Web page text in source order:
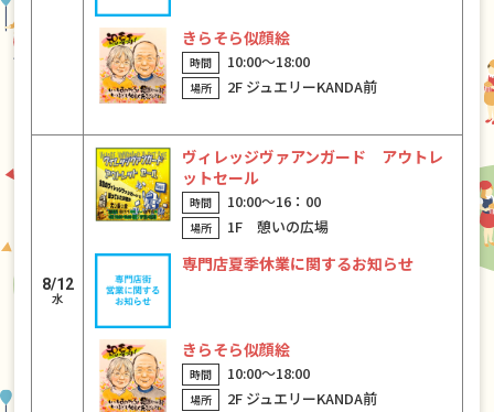
きらそら似顔絵
10:00〜18:00
2F ジュエリーKANDA前
8/12
水
ヴィレッジヴァアンガード アウトレ
ットセール
10:00〜16：00
1F 憩いの広場
専門店夏季休業に関するお知らせ
きらそら似顔絵
10:00〜18:00
2F ジュエリーKANDA前